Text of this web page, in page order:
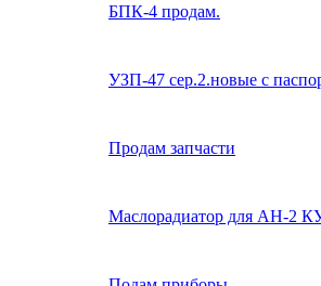
БПК-4 продам.
УЗП-47 сер.2.новые с
Продам запчасти
Маслорадиатор для АН-2